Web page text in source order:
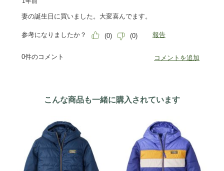
こんな商品も一緒に購入されています